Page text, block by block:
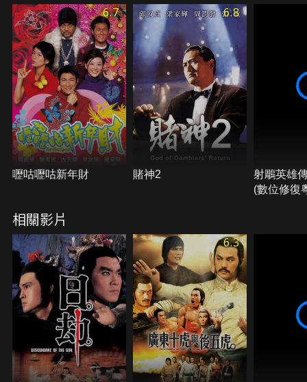
6.7
嚦咕嚦咕新年財
6.8
賭神2
射鵰英雄
(數位修復
相關影片
6.3